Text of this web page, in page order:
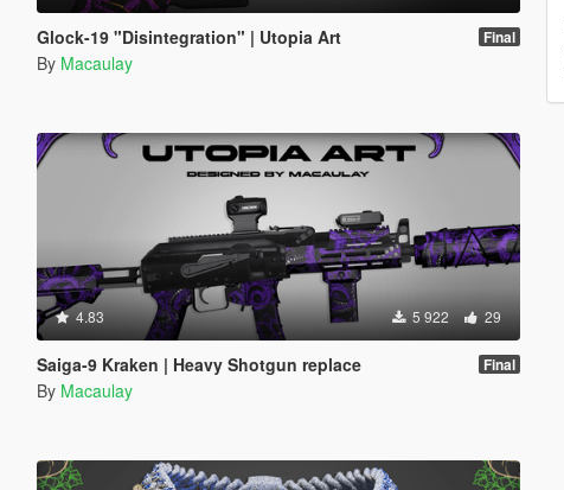
Glock-19 "Disintegration" | Utopia Art Final
By Macaulay
4.83 5 922 29
Saiga-9 Kraken | Heavy Shotgun replace Final
By Macaulay